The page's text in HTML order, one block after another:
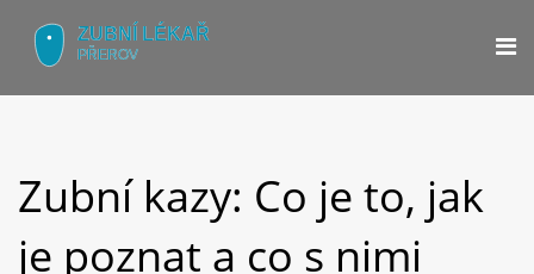
Zubní kazy: Co je to, jak
je poznat a co s nimi